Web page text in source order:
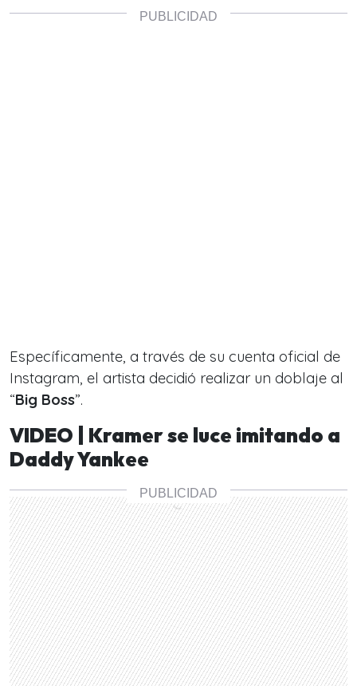
Específicamente, a través de su cuenta oficial de
Instagram, el artista decidió realizar un doblaje al
“Big Boss”.
VIDEO | Kramer se luce imitando a
Daddy Yankee